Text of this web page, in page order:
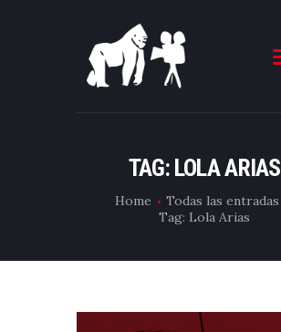
TAG: LOLA ARIAS
Home
Todas las entradas
Tag: Lola Arias
ESTRENOS DE TELEVISIÓN
CRÍTICAS
ESPECIALES